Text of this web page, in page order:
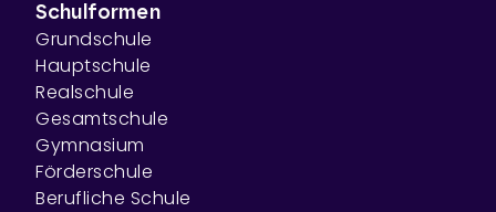
Schulformen
Grundschule
Hauptschule
Realschule
Gesamtschule
Gymnasium
Förderschule
Berufliche Schule